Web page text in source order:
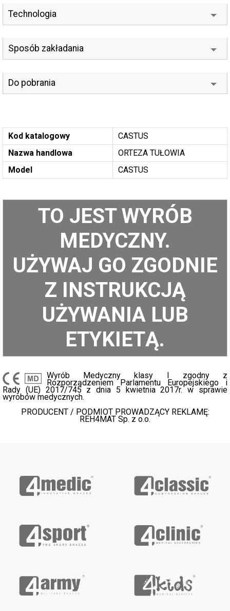
Technologia
Sposób zakładania
Do pobrania
Kod katalogowy
CASTUS
Nazwa handlowa
ORTEZA TUŁOWIA
Model
CASTUS
TO JEST WYRÓB
MEDYCZNY.
UŻYWAJ GO ZGODNIE
Z INSTRUKCJĄ
UŻYWANIA LUB
ETYKIETĄ.
Wyrób Medyczny klasy I zgodny z
Rozporządzeniem Parlamentu Europejskiego i
Rady (UE) 2017/745 z dnia 5 kwietnia 2017r. w sprawie
wyrobów medycznych.
PRODUCENT / PODMIOT PROWADZĄCY REKLAMĘ:
REH4MAT Sp. z o.o.